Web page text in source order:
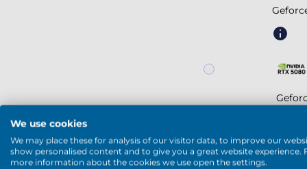
Meer weergeven
We use cookies
We may place these for analysis of our visitor data, to improve our
show personalised content and to give you a great website experience.
more information about the cookies we use open the settings.